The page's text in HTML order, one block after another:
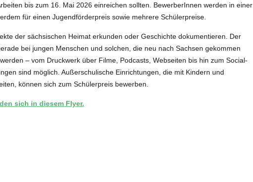
bis zum 16. Mai 2026 einreichen sollten. BewerberInnen werden in einer
für einen Jugendförderpreis sowie mehrere Schülerpreise.
der sächsischen Heimat erkunden oder Geschichte dokumentieren. Der
bei jungen Menschen und solchen, die neu nach Sachsen gekommen
– vom Druckwerk über Filme, Podcasts, Webseiten bis hin zum Social-
sind möglich. Außerschulische Einrichtungen, die mit Kindern und
können sich zum Schülerpreis bewerben.
sich in diesem Flyer.